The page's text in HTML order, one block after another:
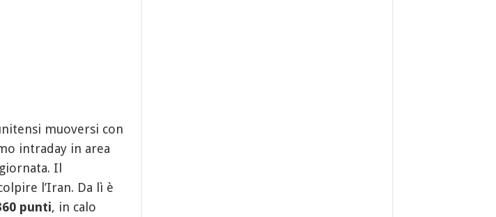
muoversi con
intraday in area
Il
l’Iran. Da lì è
punti, in calo